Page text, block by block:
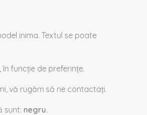
inima. Textul se poate
funcție de preferințe.
vă rugăm să ne contactați.
sunt: negru.